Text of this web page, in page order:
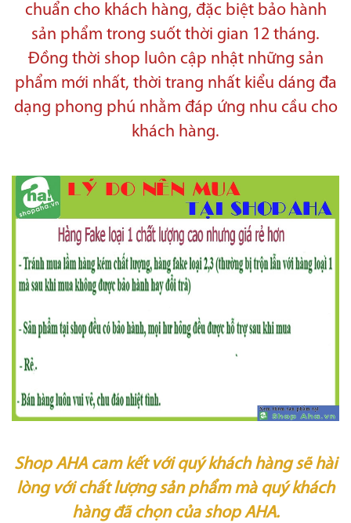
chuẩn cho khách hàng, đặc biệt bảo hành
sản phẩm trong suốt thời gian 12 tháng.
Đồng thời shop luôn cập nhật những sản
phẩm mới nhất, thời trang nhất kiểu dáng đa
dạng phong phú nhằm đáp ứng nhu cầu cho
khách hàng.
Shop AHA cam kết với quý khách hàng sẽ hài
lòng với chất lượng sản phẩm mà quý khách
hàng đã chọn của shop AHA.